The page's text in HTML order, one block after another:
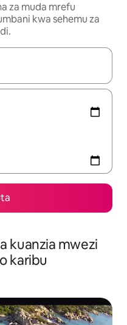
za muda mrefu
kwa sehemu za
kwa kutumia vitufe vya
kuanzia mwezi
karibu